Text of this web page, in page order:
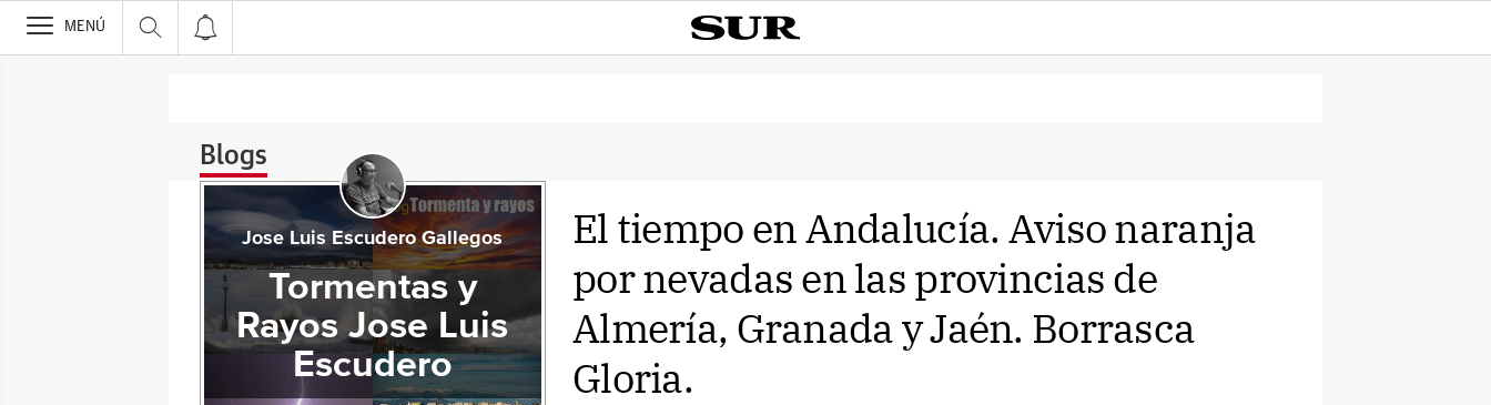
>
MENÚ
Blogs
El tiempo en Andalucía. Aviso naranja
por nevadas en las provincias de
Almería, Granada y Jaén. Borrasca
Gloria.
Jose Luis Escudero Gallegos
Tormentas y
Rayos Jose Luis
Escudero